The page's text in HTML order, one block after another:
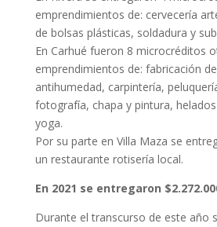
emprendimientos de: cervecería
de bolsas plásticas, soldadura y
En Carhué fueron 8 microcréditos
emprendimientos de: fabricación
antihumedad, carpintería,
fotografía, chapa y pintura,
yoga.
Por su parte en Villa Maza se
un restaurante rotisería local.
En 2021 se entregaron
Durante el transcurso de este año